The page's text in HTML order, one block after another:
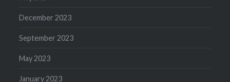
December 2023
September 2023
May 2023
January 2023